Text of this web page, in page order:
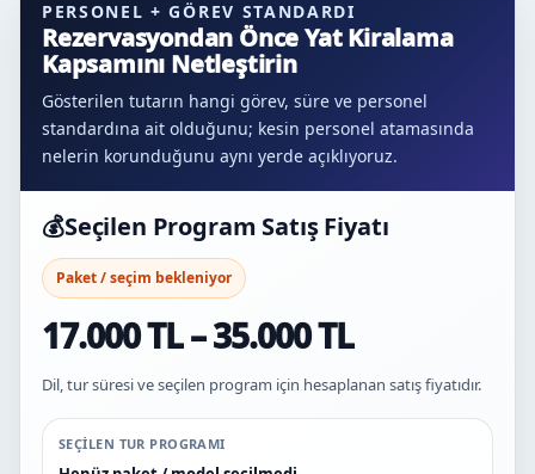
PERSONEL + GÖREV STANDARDI
Rezervasyondan Önce Yat Kiralama
Kapsamını Netleştirin
Gösterilen tutarın hangi görev, süre ve personel
standardına ait olduğunu; kesin personel atamasında
nelerin korunduğunu aynı yerde açıklıyoruz.
💰Seçilen Program Satış Fiyatı
Paket / seçim bekleniyor
17.000 TL – 35.000 TL
Dil, tur süresi ve seçilen program için hesaplanan satış fiyatıdır.
SEÇILEN TUR PROGRAMI